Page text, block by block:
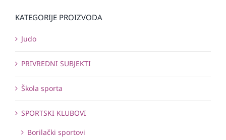
KATEGORIJE PROIZVODA
Judo
PRIVREDNI SUBJEKTI
Škola sporta
SPORTSKI KLUBOVI
Borilački sportovi